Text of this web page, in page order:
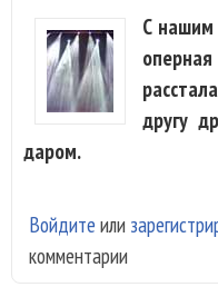
С нашим
другу
даром.
Войдите или
комментарии